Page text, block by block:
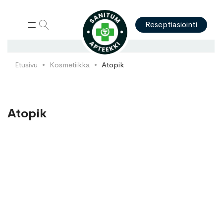
Reseptiasiointi
Etusivu Kosmetiikka Atopik
Atopik